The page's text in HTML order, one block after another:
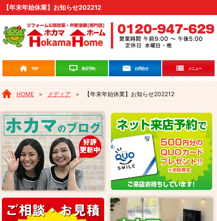
【年末年始休業】お知らせ202212
TOP 来店予約 お問合せ メニュー
HOME ＞ メディア ＞ 【年末年始休業】お知らせ202212